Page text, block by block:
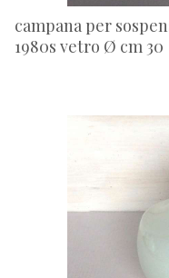
campana per
1980s vetro Ø cm 30